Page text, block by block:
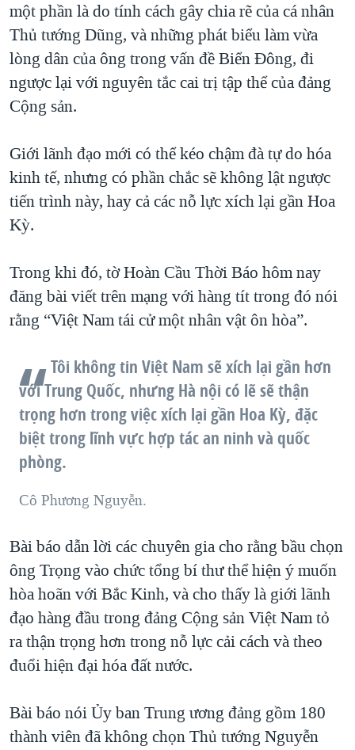
một phần là do tính cách gây chia rẽ của cá nhân
Thủ tướng Dũng, và những phát biểu làm vừa
lòng dân của ông trong vấn đề Biển Đông, đi
ngược lại với nguyên tắc cai trị tập thể của đảng
Cộng sản.
Giới lãnh đạo mới có thể kéo chậm đà tự do hóa
kinh tế, nhưng có phần chắc sẽ không lật ngược
tiến trình này, hay cả các nỗ lực xích lại gần Hoa
Kỳ.
Trong khi đó, tờ Hoàn Cầu Thời Báo hôm nay
đăng bài viết trên mạng với hàng tít trong đó nói
rằng “Việt Nam tái cử một nhân vật ôn hòa”.
Tôi không tin Việt Nam sẽ xích lại gần hơn
với Trung Quốc, nhưng Hà nội có lẽ sẽ thận
trọng hơn trong việc xích lại gần Hoa Kỳ, đặc
biệt trong lĩnh vực hợp tác an ninh và quốc
phòng.
Cô Phương Nguyễn.
Bài báo dẫn lời các chuyên gia cho rằng bầu chọn
ông Trọng vào chức tổng bí thư thể hiện ý muốn
hòa hoãn với Bắc Kinh, và cho thấy là giới lãnh
đạo hàng đầu trong đảng Cộng sản Việt Nam tỏ
ra thận trọng hơn trong nỗ lực cải cách và theo
đuổi hiện đại hóa đất nước.
Bài báo nói Ủy ban Trung ương đảng gồm 180
thành viên đã không chọn Thủ tướng Nguyễn